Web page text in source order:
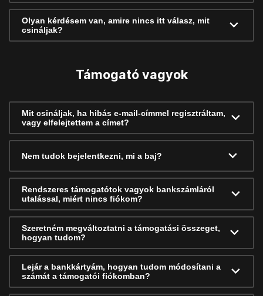
Olyan kérdésem van, amire nincs itt válasz, mit
csináljak?
Támogató vagyok
Mit csináljak, ha hibás e-mail-címmel regisztráltam,
vagy elfelejtettem a címet?
Nem tudok bejelentkezni, mi a baj?
Rendszeres támogatótok vagyok bankszámláról
utalással, miért nincs fiókom?
Szeretném megváltoztatni a támogatási összeget,
hogyan tudom?
Lejár a bankkártyám, hogyan tudom módosítani a
számát a támogatói fiókomban?